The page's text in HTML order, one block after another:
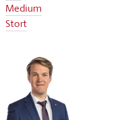
Medium
Stort